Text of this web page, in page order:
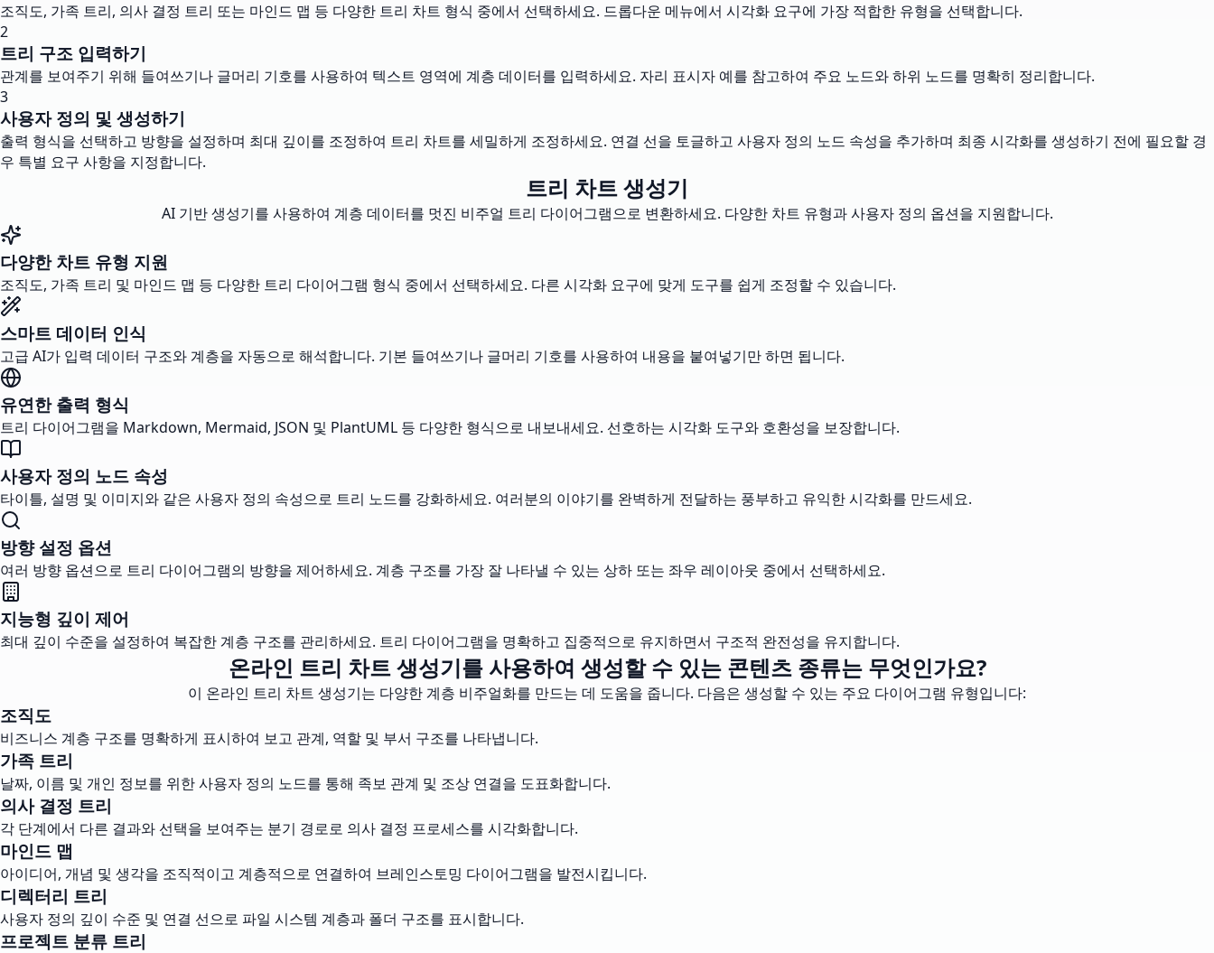
조직도, 가족 트리, 의사 결정 트리 또는 마인드 맵 등 다양한 트리 차트 형식 중에서 선택하세요. 드롭다운 메뉴에서 시각화 요구에 가장 적합한 유형을 선택합니다.
2
트리 구조 입력하기
관계를 보여주기 위해 들여쓰기나 글머리 기호를 사용하여 텍스트 영역에 계층 데이터를 입력하세요. 자리 표시자 예를 참고하여 주요 노드와 하위 노드를 명확히 정리합니다.
3
사용자 정의 및 생성하기
출력 형식을 선택하고 방향을 설정하며 최대 깊이를 조정하여 트리 차트를 세밀하게 조정하세요. 연결 선을 토글하고 사용자 정의 노드 속성을 추가하며 최종 시각화를 생성하기 전에 필요할 경
우 특별 요구 사항을 지정합니다.
트리 차트 생성기
AI 기반 생성기를 사용하여 계층 데이터를 멋진 비주얼 트리 다이어그램으로 변환하세요. 다양한 차트 유형과 사용자 정의 옵션을 지원합니다.
다양한 차트 유형 지원
조직도, 가족 트리 및 마인드 맵 등 다양한 트리 다이어그램 형식 중에서 선택하세요. 다른 시각화 요구에 맞게 도구를 쉽게 조정할 수 있습니다.
스마트 데이터 인식
고급 AI가 입력 데이터 구조와 계층을 자동으로 해석합니다. 기본 들여쓰기나 글머리 기호를 사용하여 내용을 붙여넣기만 하면 됩니다.
유연한 출력 형식
트리 다이어그램을 Markdown, Mermaid, JSON 및 PlantUML 등 다양한 형식으로 내보내세요. 선호하는 시각화 도구와 호환성을 보장합니다.
사용자 정의 노드 속성
타이틀, 설명 및 이미지와 같은 사용자 정의 속성으로 트리 노드를 강화하세요. 여러분의 이야기를 완벽하게 전달하는 풍부하고 유익한 시각화를 만드세요.
방향 설정 옵션
여러 방향 옵션으로 트리 다이어그램의 방향을 제어하세요. 계층 구조를 가장 잘 나타낼 수 있는 상하 또는 좌우 레이아웃 중에서 선택하세요.
지능형 깊이 제어
최대 깊이 수준을 설정하여 복잡한 계층 구조를 관리하세요. 트리 다이어그램을 명확하고 집중적으로 유지하면서 구조적 완전성을 유지합니다.
온라인 트리 차트 생성기를 사용하여 생성할 수 있는 콘텐츠 종류는 무엇인가요?
이 온라인 트리 차트 생성기는 다양한 계층 비주얼화를 만드는 데 도움을 줍니다. 다음은 생성할 수 있는 주요 다이어그램 유형입니다:
조직도
비즈니스 계층 구조를 명확하게 표시하여 보고 관계, 역할 및 부서 구조를 나타냅니다.
가족 트리
날짜, 이름 및 개인 정보를 위한 사용자 정의 노드를 통해 족보 관계 및 조상 연결을 도표화합니다.
의사 결정 트리
각 단계에서 다른 결과와 선택을 보여주는 분기 경로로 의사 결정 프로세스를 시각화합니다.
마인드 맵
아이디어, 개념 및 생각을 조직적이고 계층적으로 연결하여 브레인스토밍 다이어그램을 발전시킵니다.
디렉터리 트리
사용자 정의 깊이 수준 및 연결 선으로 파일 시스템 계층과 폴더 구조를 표시합니다.
프로젝트 분류 트리